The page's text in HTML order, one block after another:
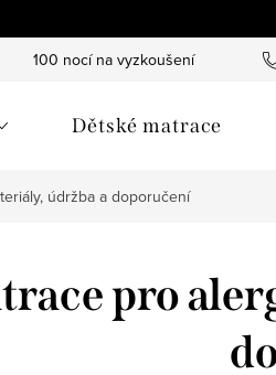
100 nocí na vyzkoušení
Dětské matrace
údržba a doporučení
pro